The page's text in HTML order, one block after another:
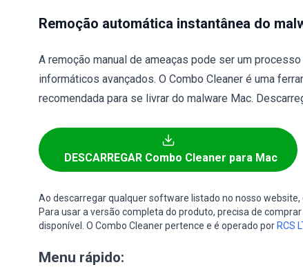
Remoção automática instantânea do
A remoção manual de ameaças pode ser um
informáticos avançados. O Combo Cleaner é uma
recomendada para se livrar do malware Mac.
DESCARREGAR Combo Cleaner para Mac
Ao descarregar qualquer software listado no nosso website,
Para usar a versão completa do produto, precisa de
disponível. O Combo Cleaner pertence e é operado por RCS
Menu rápido: